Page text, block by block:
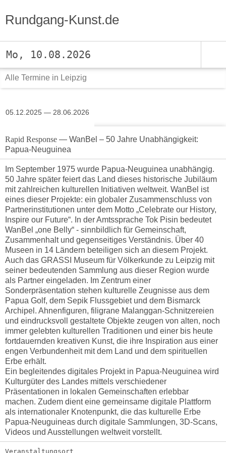
Rundgang-Kunst.de
Mo, 10.08.2026
Alle Termine in Leipzig
05.12.2025 — 28.06.2026
Rapid Response— WanBel – 50 Jahre Unabhängigkeit:
Papua-Neuguinea
Im September 1975 wurde Papua-Neuguinea unabhängig.
50 Jahre später feiert das Land dieses historische Jubiläum
mit zahlreichen kulturellen Initiativen weltweit. WanBel ist
eines dieser Projekte: ein globaler Zusammenschluss von
Partnerinstitutionen unter dem Motto „Celebrate our History,
Inspire our Future“. In der Amtssprache Tok Pisin bedeutet
WanBel „one Belly“ - sinnbildlich für Gemeinschaft,
Zusammenhalt und gegenseitiges Verständnis. Über 40
Museen in 14 Ländern beteiligen sich an diesem Projekt.
Auch das GRASSI Museum für Völkerkunde zu Leipzig mit
seiner bedeutenden Sammlung aus dieser Region wurde
als Partner eingeladen. Im Zentrum einer
Sonderpräsentation stehen kulturelle Zeugnisse aus dem
Papua Golf, dem Sepik Flussgebiet und dem Bismarck
Archipel. Ahnenfiguren, filigrane Malanggan-Schnitzereien
und eindrucksvoll gestaltete Objekte zeugen von alten, noch
immer gelebten kulturellen Traditionen und einer bis heute
fortdauernden kreativen Kunst, die ihre Inspiration aus einer
engen Verbundenheit mit dem Land und dem spirituellen
Erbe erhält.
Ein begleitendes digitales Projekt in Papua-Neuguinea wird
Kulturgüter des Landes mittels verschiedener
Präsentationen in lokalen Gemeinschaften erlebbar
machen. Zudem dient eine gemeinsame digitale Plattform
als internationaler Knotenpunkt, die das kulturelle Erbe
Papua-Neuguineas durch digitale Sammlungen, 3D-Scans,
Videos und Ausstellungen weltweit vorstellt.
Veranstaltungsort